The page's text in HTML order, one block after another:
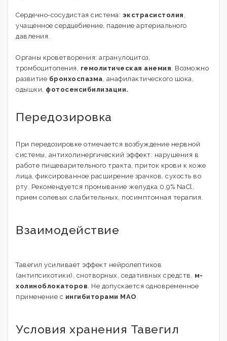
Сердечно-сосудистая система: экстрасистолия
учащенное сердцебиение, падение артериального
давления.
Органы кроветворения: агранулоцитоз,
тромбоцитопения, гемолитическая анемия . Возможно
развитие бронхоспазма , анафилактического шока,
одышки, фотосенсибилизации.
Передозировка
При передозировке отмечается возбуждение нервной
системы, антихолинергический эффект: нарушения в
работе пищеварительного тракта, приток крови к коже
лица, фиксированное расширение зрачков, сухость во
рту. Рекомендуется промывание желудка 0,9% NaСl,
прием солевых слабительных, посимптомная терапия.
Взаимодействие
Тавегил усиливает эффект нейролептиков
(антипсихотики), снотворных, седативных средств, м-
холиноблокаторов . Не допускается одновременное
применение с ингибиторами МАО
Условия хранения Тавегил